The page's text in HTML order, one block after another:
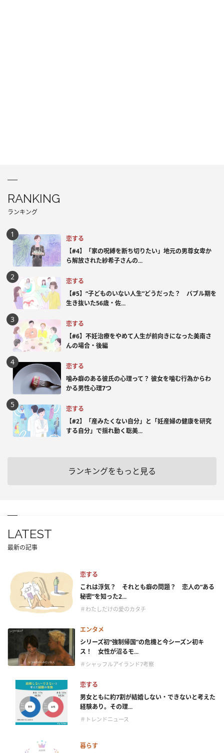
RANKING
ランキング
恋する
【#4】「家の呪縛を断ち切りたい」地元の男尊女卑か
ら解放された紗希子さんの...
恋する
【#5】“子どものいない人生”どうだった？ バブル期を
生き抜いた56歳・佐...
恋する
【#6】不妊治療をやめて人生が前向きになった美南さ
んの場合・後編
恋する
噛み癖のある彼氏の心理って？ 彼女を噛む行為からわ
かる男性心理7つ
恋する
【#2】「産みたくない自分」と「妊産婦の健康を研究
する自分」で揺れ動く聡美...
ランキングをもっと見る
LATEST
最新の記事
恋する
これは浮気？ それとも癖の問題？ 恋人の“ある
秘密”を知った2...
＃わたしだけの愛のカタチ
エンタメ
シリーズ初“強制帰国”の危機と今シーズン初キ
ス！ 女性が沼るモ...
＃シャッフルアイランド7考察
恋する
男女ともに約7割が結婚しない・できないと考えた
経験あり。その理...
＃トレンドニュース
暮らす